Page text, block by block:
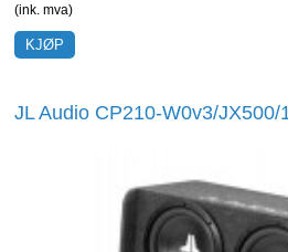
(ink. mva)
JL Audio CP210-W0v3/JX500/